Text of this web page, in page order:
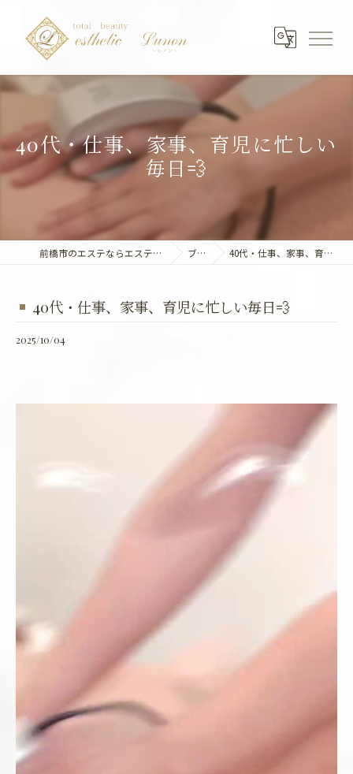
40代・仕事、家事、育児に忙しい
毎日💨
前橋市のエステならエステティック～Lunon～ ブログ 40代・仕事、家事、育児に忙しい毎日💨
40代・仕事、家事、育児に忙しい毎日💨
2025/10/04